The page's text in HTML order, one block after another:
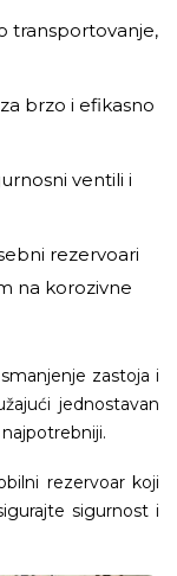
transportovanje,
brzo i efikasno
ventili i
rezervoari
na korozivne
zastoja i
jednostavan
rezervoar koji
sigurnost i